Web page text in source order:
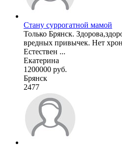
Стану суррогатной мамой
Только Брянск.
вредных привычек. Нет
Естествен ...
Екатерина
1200000 руб.
Брянск
2477